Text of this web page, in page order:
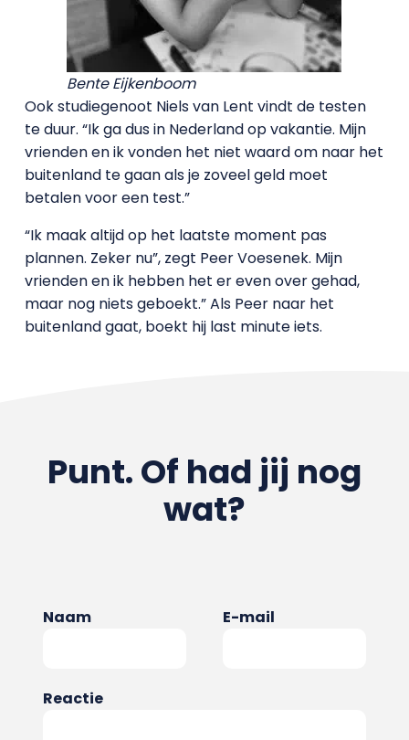
Bente Eijkenboom
Ook studiegenoot Niels van Lent vindt de testen
te duur. “Ik ga dus in Nederland op vakantie. Mijn
vrienden en ik vonden het niet waard om naar het
buitenland te gaan als je zoveel geld moet
betalen voor een test.”
“Ik maak altijd op het laatste moment pas
plannen. Zeker nu”, zegt Peer Voesenek. Mijn
vrienden en ik hebben het er even over gehad,
maar nog niets geboekt.” Als Peer naar het
buitenland gaat, boekt hij last minute iets.
Punt. Of had jij nog
wat?
Naam E-mail
Reactie